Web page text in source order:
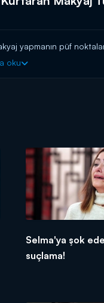
yapmanın püf
oku
Selma'ya şok
suçlama!